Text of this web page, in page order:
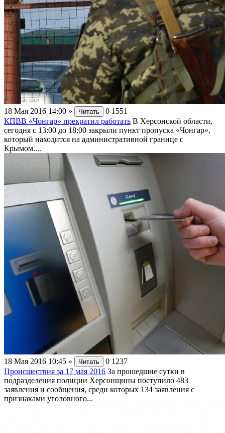
18 Мая 2016 14:00 » Читать 0 1551
КПВВ «Чонгар» прекратил работать В Херсонской области,
сегодня с 13:00 до 18:00 закрыли пункт пропуска «Чонгар»,
который находится на административной границе с
Крымом....
18 Мая 2016 10:45 » Читать 0 1237
Происшествия за 17 мая 2016 За прошедшие сутки в
подразделения полиции Херсонщины поступило 483
заявления и сообщения, среди которых 134 заявления с
признаками уголовного...